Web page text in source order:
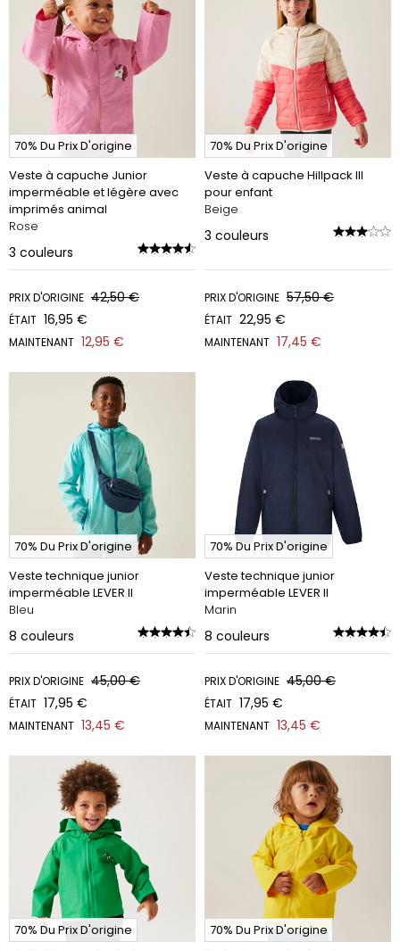
70% Du Prix D'origine
Veste à capuche Junior
imperméable et légère avec
imprimés animal
Rose
3 couleurs
PRIX D'ORIGINE 42,50 €
ÉTAIT 16,95 €
MAINTENANT 12,95 €
70% Du Prix D'origine
Veste à capuche Hillpack III
pour enfant
Beige
3 couleurs
PRIX D'ORIGINE 57,50 €
ÉTAIT 22,95 €
MAINTENANT 17,45 €
70% Du Prix D'origine
Veste technique junior
imperméable LEVER II
Bleu
8 couleurs
PRIX D'ORIGINE 45,00 €
ÉTAIT 17,95 €
MAINTENANT 13,45 €
70% Du Prix D'origine
Veste technique junior
imperméable LEVER II
Marin
8 couleurs
PRIX D'ORIGINE 45,00 €
ÉTAIT 17,95 €
MAINTENANT 13,45 €
70% Du Prix D'origine
70% Du Prix D'origine